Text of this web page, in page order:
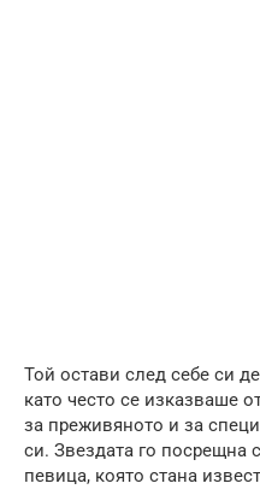
Той остави след себе си
като често се изказваше
за преживяното и за
си. Звездата го посрещна
певица, която стана